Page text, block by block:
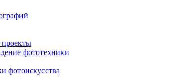
фототехники
фотоискусства